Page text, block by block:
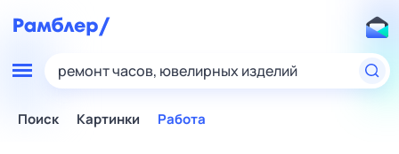
ремонт часов, ювелирных изделий
Поиск Картинки Работа